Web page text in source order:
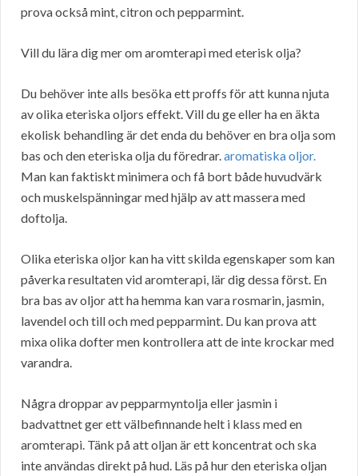
prova också mint, citron och pepparmint.
Vill du lära dig mer om aromterapi med eterisk olja?
Du behöver inte alls besöka ett proffs för att kunna njuta
av olika eteriska oljors effekt. Vill du ge eller ha en äkta
ekolisk behandling är det enda du behöver en bra olja som
bas och den eteriska olja du föredrar.aromatiska oljor.
Man kan faktiskt minimera och få bort både huvudvärk
och muskelspänningar med hjälp av att massera med
doftolja.
Olika eteriska oljor kan ha vitt skilda egenskaper som kan
påverka resultaten vid aromterapi, lär dig dessa först. En
bra bas av oljor att ha hemma kan vara rosmarin, jasmin,
lavendel och till och med pepparmint. Du kan prova att
mixa olika dofter men kontrollera att de inte krockar med
varandra.
Några droppar av pepparmyntolja eller jasmin i
badvattnet ger ett välbefinnande helt i klass med en
aromterapi. Tänk på att oljan är ett koncentrat och ska
inte användas direkt på hud. Läs på hur den eteriska oljan